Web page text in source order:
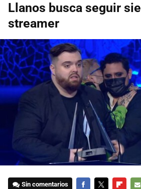
Llanos busca seguir
streamer
Sin comentarios